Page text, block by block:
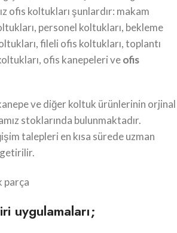
ofis koltukları şunlardır: makam
personel koltukları, bekleme
fileli ofis koltukları, toplantı
ofis kanepeleri veofis
ve diğer koltuk ürünlerinin orjinal
stoklarında bulunmaktadır.
talepleri en kısa sürede uzman
uygulamaları;